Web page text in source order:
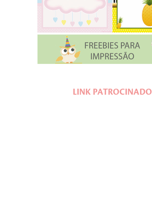
LINK PATROCINADO